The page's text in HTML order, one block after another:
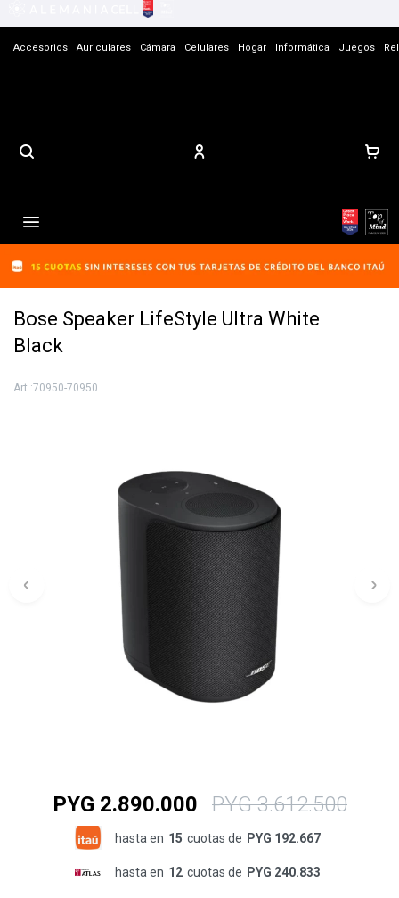
Accesorios Auriculares Cámara Celulares Hogar Informática Juegos

Bose Speaker LifeStyle Ultra White
Black
70950-70950
PYG 2.890.000 PYG 3.612.500
hasta en 15 cuotas de PYG 192.667
hasta en 12 cuotas de PYG 240.833